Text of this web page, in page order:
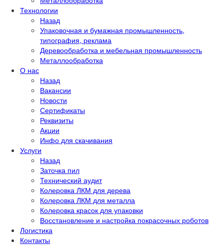
Технологии
Назад
Упаковочная и бумажная промышленность,
типография, реклама
Деревообработка и мебельная промышленность
Металлообработка
О нас
Назад
Вакансии
Новости
Сертификаты
Реквизиты
Акции
Инфо для скачивания
Услуги
Назад
Заточка пил
Технический аудит
Колеровка ЛКМ для дерева
Колеровка ЛКМ для металла
Колеровка красок для упаковки
Восстановление и настройка покрасочных роботов
Логистика
Контакты